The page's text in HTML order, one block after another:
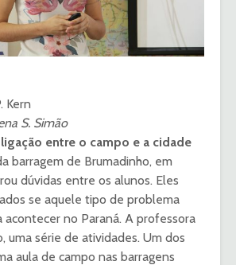
Kern
S. Simão
entre o campo e a cidade
barragem de Brumadinho, em
dúvidas entre os alunos. Eles
se aquele tipo de problema
no Paraná. A professora
uma série de atividades. Um dos
aula de campo nas barragens